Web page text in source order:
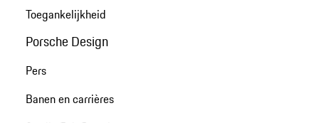
Toegankelijkheid
Porsche Design
Pers
Banen en carrières